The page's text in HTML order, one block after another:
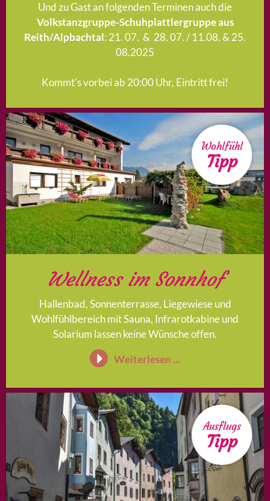
Und zu Gast an folgenden Terminen auch die
Volkstanzgruppe-Schuhplattlergruppe aus
Reith/Alpbachtal: 21. 07. & 28. 07. / 11.08. & 25.
08.2025
Kommt's vorbei ab 20:00 Uhr, Eintritt frei!
Wohlfühl
Tipp
Wellness im Sonnhof
Hallenbad, Sonnenterrasse, Liegewiese und
Wohlfühlbereich mit Sauna, Infrarotkabine und
Solarium lassen keine Wünsche offen.
Weiterlesen ...
Ausflugs
Tipp